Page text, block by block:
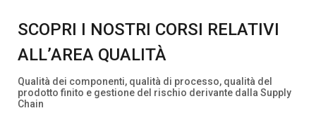
SCOPRI I NOSTRI CORSI RELATIVI
ALL’AREA QUALITÀ
Qualità dei componenti, qualità di processo, qualità del
prodotto finito e gestione del rischio derivante dalla Supply
Chain